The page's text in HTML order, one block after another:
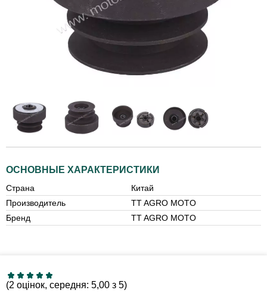
ОСНОВНЫЕ ХАРАКТЕРИСТИКИ
Страна
Китай
Производитель
TT AGRO MOTO
Бренд
TT AGRO MOTO
(2 оцінок, середня: 5,00 з 5)